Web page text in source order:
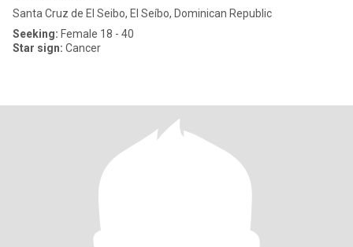
Santa Cruz de El Seibo, El Seíbo, Dominican Republic
Seeking: Female 18 - 40
Star sign: Cancer